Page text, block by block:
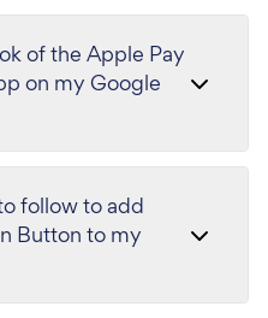
of the Apple Pay
on my Google
follow to add
Button to my